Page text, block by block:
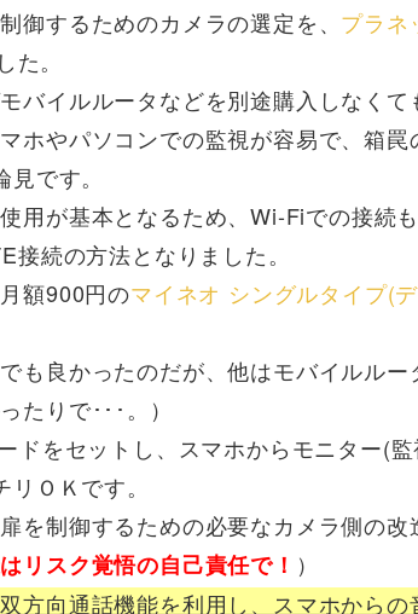
御するためのカメラの選定を、 プラネ
た。
バイルルータなどを別途購入しなく
ホやパソコンでの監視が容易で、箱
です。
用が基本となるため、Wi-Fiでの接続
接続の方法となりました。
額900円のマイネオ シングルタイプ(
でも良かったのだが、他はモバイルル
たりで･･･。）
ドをセットし、スマホからモニター(
ＯＫです。
を制御するための必要なカメラ側の改
リスク覚悟の自己責任で！ ）
方向通話機能を利用し、スマホから